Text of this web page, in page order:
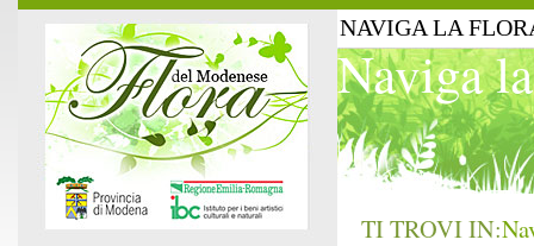
NAVIGA LA
Naviga
TI TROVI IN: